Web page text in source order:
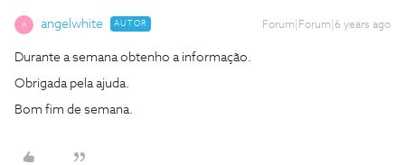
A angelwhite AUTOR Forum|Forum|6 years ago
Durante a semana obtenho a informação.
Obrigada pela ajuda.
Bom fim de semana.